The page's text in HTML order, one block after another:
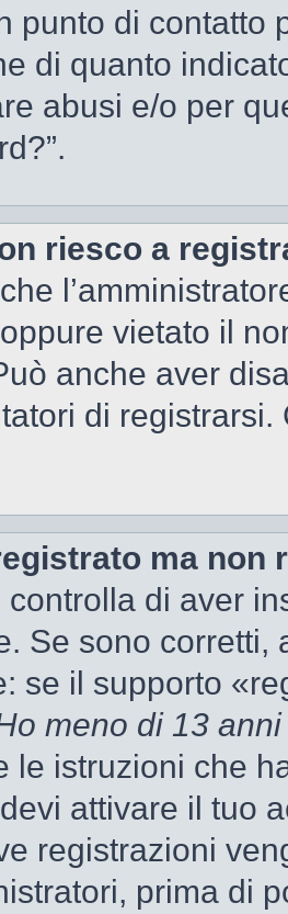
punto di contatto
di quanto
abusi e/o per
riesco a
vietato il
anche aver
di
ma non
controlla di aver
Se sono
se il supporto
meno di 13 anni
le istruzioni che
attivare il tuo
registrazioni
prima di